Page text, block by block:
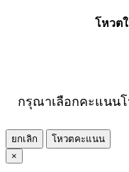
โหวต
กรุณาเลือกคะแนน
ยกเลิก
โหวตคะแนน
×